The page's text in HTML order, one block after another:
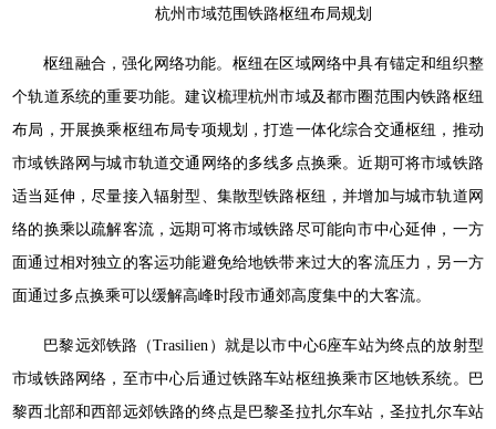
杭州市域范围铁路枢纽布局规划
枢纽融合，强化网络功能。枢纽在区域网络中具有锚定和组织整
个轨道系统的重要功能。建议梳理杭州市域及都市圈范围内铁路枢纽
布局，开展换乘枢纽布局专项规划，打造一体化综合交通枢纽，推动
市域铁路网与城市轨道交通网络的多线多点换乘。近期可将市域铁路
适当延伸，尽量接入辐射型、集散型铁路枢纽，并增加与城市轨道网
络的换乘以疏解客流，远期可将市域铁路尽可能向市中心延伸，一方
面通过相对独立的客运功能避免给地铁带来过大的客流压力，另一方
面通过多点换乘可以缓解高峰时段市通郊高度集中的大客流。
巴黎远郊铁路（Trasilien）就是以市中心6座车站为终点的放射型
市域铁路网络，至市中心后通过铁路车站枢纽换乘市区地铁系统。巴
黎西北部和西部远郊铁路的终点是巴黎圣拉扎尔车站，圣拉扎尔车站